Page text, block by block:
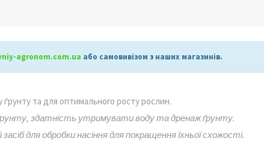
agronom.com.ua або самовивізом з наших магазинів.
та для оптимального росту рослин.
здатність утримувати воду та дренаж ґрунту.
для обробки насіння для покращення їхньої схожості.